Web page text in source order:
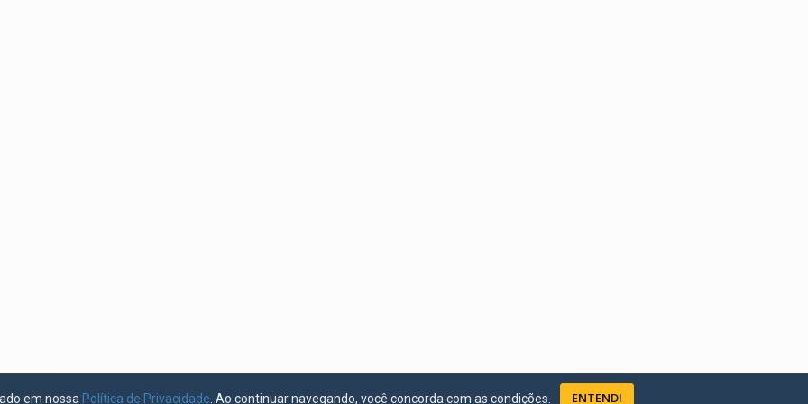
em nossa Política de Privacidade . Ao continuar navegando, você concorda com as condições. ENTENDI